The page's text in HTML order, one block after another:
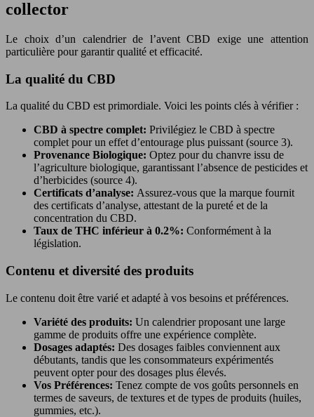
collector
Le choix d’un calendrier de l’avent CBD exige une attention
particulière pour garantir qualité et efficacité.
La qualité du CBD
La qualité du CBD est primordiale. Voici les points clés à vérifier :
CBD à spectre complet: Privilégiez le CBD à spectre
complet pour un effet d’entourage plus puissant (source 3).
Provenance Biologique: Optez pour du chanvre issu de
l’agriculture biologique, garantissant l’absence de pesticides et
d’herbicides (source 4).
Certificats d’analyse: Assurez-vous que la marque fournit
des certificats d’analyse, attestant de la pureté et de la
concentration du CBD.
Taux de THC inférieur à 0.2%: Conformément à la
législation.
Contenu et diversité des produits
Le contenu doit être varié et adapté à vos besoins et préférences.
Variété des produits: Un calendrier proposant une large
gamme de produits offre une expérience complète.
Dosages adaptés: Des dosages faibles conviennent aux
débutants, tandis que les consommateurs expérimentés
peuvent opter pour des dosages plus élevés.
Vos Préférences: Tenez compte de vos goûts personnels en
termes de saveurs, de textures et de types de produits (huiles,
gummies, etc.).